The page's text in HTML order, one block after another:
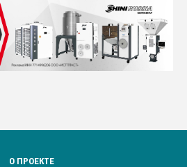
О ПРОЕКТЕ